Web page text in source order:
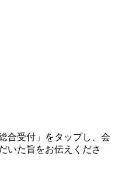
合受付」をタップし、会
いた旨をお伝えくださ